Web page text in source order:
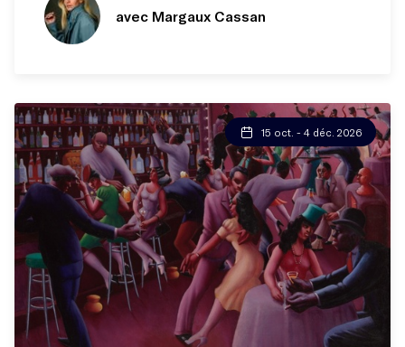
avec Margaux Cassan
15 oct. - 4 déc. 2026